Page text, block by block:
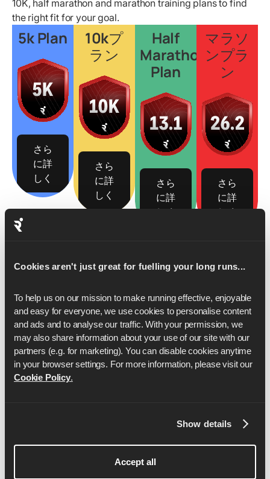
Cookies aren't just great for fuelling your long runs...
To help us on our mission to make running effective, enjoyable
and easy for everyone, we use cookies to personalise content
and ads and to analyse our traffic. With your permission, we
may also share information about your use of our site with our
partners (e.g. for marketing). You can disable cookies anytime
in your browser settings. For more information, please visit our
Cookie Policy.
Show details
Accept all
10K, half marathon and marathon training plans to find
the right fit for your goal.
5k Plan
さら
に詳
しく
10kプ
ラン
さら
に詳
しく
Half
Marathon
Plan
さら
に詳
しく
マラソ
ンプラ
ン
さら
に詳
しく
ベン・パーカー
として活動し、初心者ランナーからエリートアスリ
ートまで幅広くサポートしてきました。 ベンはイ
ングランド陸上競技連盟公認コーチ、IRONMANコ